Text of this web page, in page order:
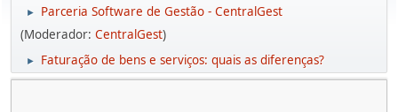
►
Parceria Software de Gestão - CentralGest
(Moderador: CentralGest)
► Faturação de bens e serviços: quais as diferenças?